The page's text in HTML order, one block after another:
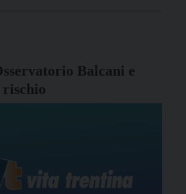
Balcani e
rischio